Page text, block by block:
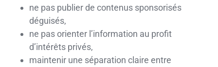
ne pas publier de contenus sponsorisés
déguisés,
ne pas orienter l’information au profit
d’intérêts privés,
maintenir une séparation claire entre